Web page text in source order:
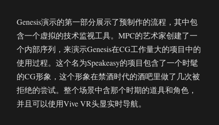
Genesis演示的第一部分展示了预制作的流程，其中包
含一个虚拟的技术监视工具。MPC的艺术家创建了一
个内部序列，来演示Genesis在CG工作量大的项目中的
使用过程。这个名为Speakeasy的项目包含了一个时髦
的CG形象，这个形象在禁酒时代的酒吧里做了几次被
拒绝的尝试。整个场景中含那个时期的道具和角色，
并且可以使用Vive VR头显实时导航。